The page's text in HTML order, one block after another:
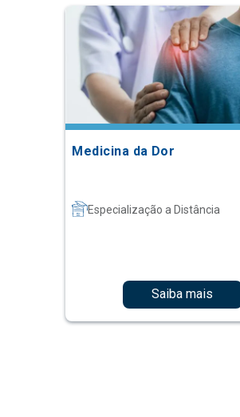
Medicina da Dor
Especialização a Distância
Saiba mais